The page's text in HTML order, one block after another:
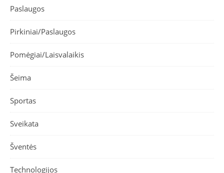
Paslaugos
Pirkiniai/Paslaugos
Pomėgiai/Laisvalaikis
Šeima
Sportas
Sveikata
Šventės
Technologijos